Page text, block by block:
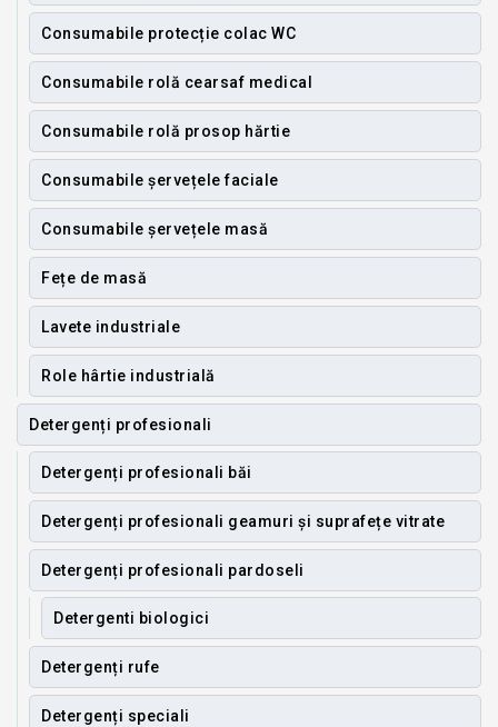
Consumabile protecție colac WC
Consumabile rolă cearsaf medical
Consumabile rolă prosop hărtie
Consumabile șervețele faciale
Consumabile șervețele masă
Fețe de masă
Lavete industriale
Role hârtie industrială
Detergenți profesionali
Detergenți profesionali băi
Detergenți profesionali geamuri și suprafețe vitrate
Detergenți profesionali pardoseli
Detergenti biologici
Detergenți rufe
Detergenți speciali